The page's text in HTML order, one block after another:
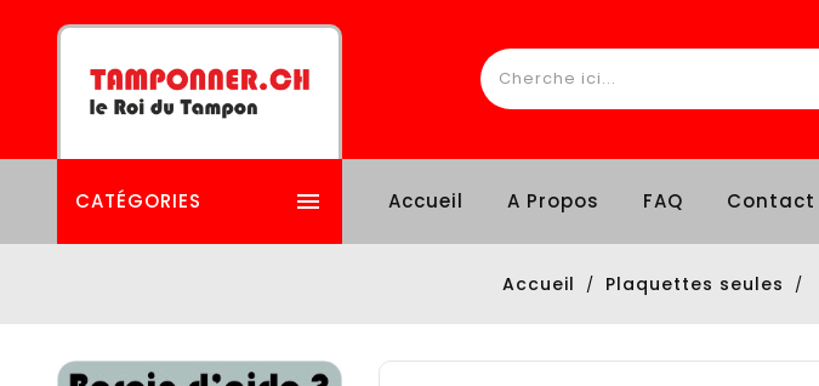
CATÉGORIES  Accueil A Propos FAQ Contact
Accueil Plaquettes seules